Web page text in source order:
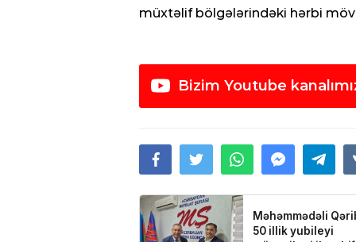
müxtəlif bölgələrindəki hərbi
Bizim Youtube
30.01.2021- 04:56
Paşinyan: